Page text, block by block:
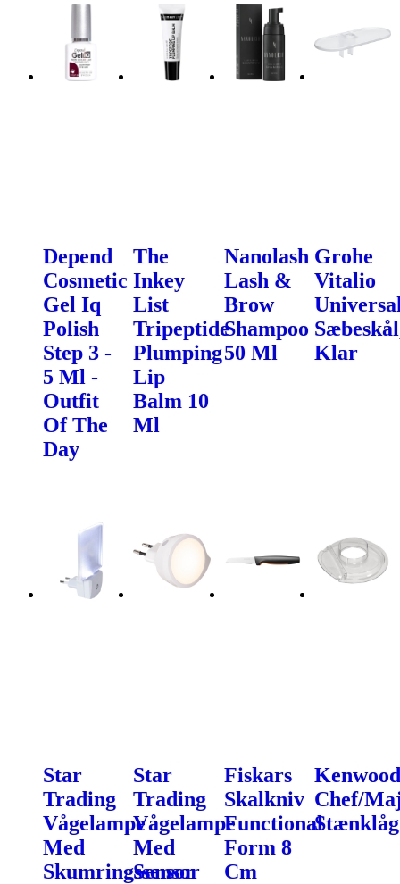
Depend
Cosmetic
Gel Iq
Polish
Step 3 -
5 Ml -
Outfit
Of The
Day
The
Inkey
List
Tripeptide
Plumping
Lip
Balm 10
Ml
Nanolash
Lash &
Brow
Shampoo
50 Ml
Grohe
Vitalio
Klar
Star
Trading
Vågelampe
Med
Skumringssensor
Star
Trading
Vågelampe
Med
Sensor
Fiskars
Skalkniv
Functional
Form 8
Cm
Kenwood
Chef/
Stænklåg